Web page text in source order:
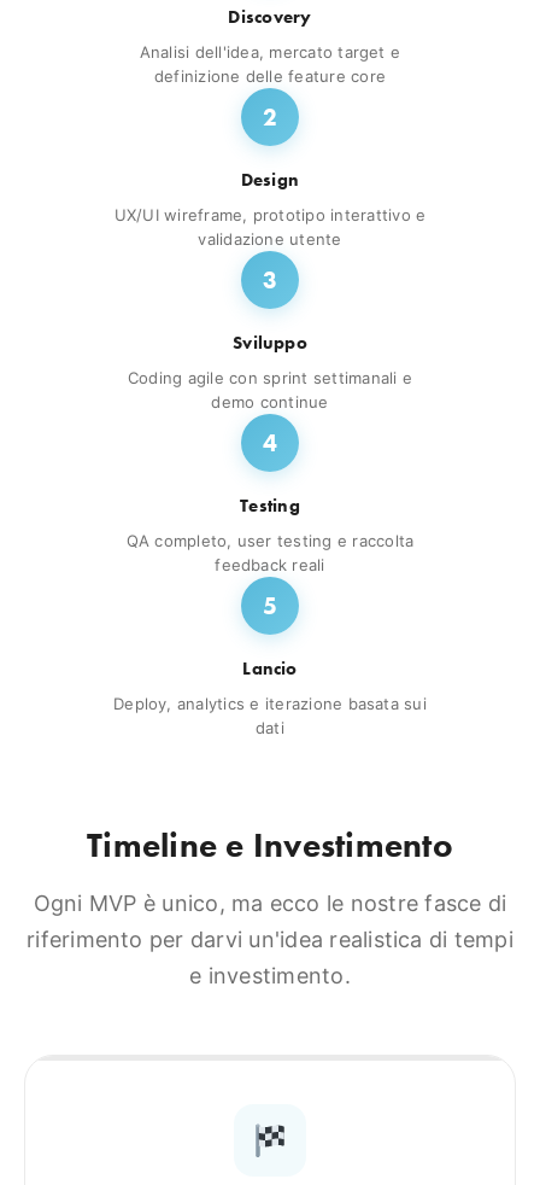
Discovery
Analisi dell'idea, mercato target e
definizione delle feature core
2
Design
UX/UI wireframe, prototipo interattivo e
validazione utente
3
Sviluppo
Coding agile con sprint settimanali e
demo continue
4
Testing
QA completo, user testing e raccolta
feedback reali
5
Lancio
Deploy, analytics e iterazione basata sui
dati
Timeline e Investimento
Ogni MVP è unico, ma ecco le nostre fasce di
riferimento per darvi un'idea realistica di tempi
e investimento.